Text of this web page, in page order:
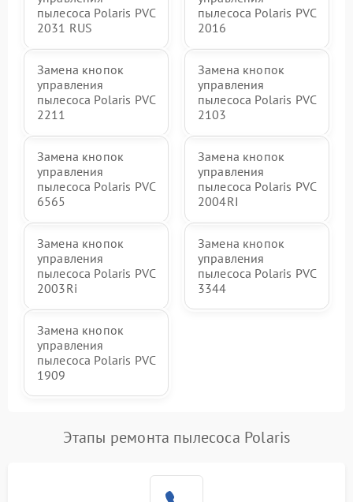
пылесоса Polaris PVC
2031 RUS
пылесоса Polaris PVC
2016
Замена кнопок
управления
пылесоса Polaris PVC
2211
Замена кнопок
управления
пылесоса Polaris PVC
2103
Замена кнопок
управления
пылесоса Polaris PVC
6565
Замена кнопок
управления
пылесоса Polaris PVC
2004RI
Замена кнопок
управления
пылесоса Polaris PVC
2003Ri
Замена кнопок
управления
пылесоса Polaris PVC
3344
Замена кнопок
управления
пылесоса Polaris PVC
1909
Этапы ремонта пылесоса Polaris